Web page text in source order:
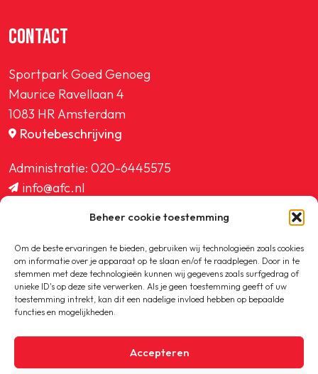
Beheer cookie toestemming
Om de beste ervaringen te bieden, gebruiken wij technologieën zoals cookies
om informatie over je apparaat op te slaan en/of te raadplegen. Door in te
stemmen met deze technologieën kunnen wij gegevens zoals surfgedrag of
unieke ID's op deze site verwerken. Als je geen toestemming geeft of uw
toestemming intrekt, kan dit een nadelige invloed hebben op bepaalde
functies en mogelijkheden.
Accepteren
CONTACT
Sportpark Goed Genoeg
Maurice Ravellaan 4
1083 HR Amsterdam
Routebeschrijving
Administratie: 020-6445575
info@afc.nl
ledenadministratie@afc.nl
Copyright © 2020-2026 AFC